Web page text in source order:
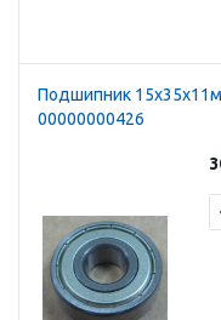
Подшипник
00000000426